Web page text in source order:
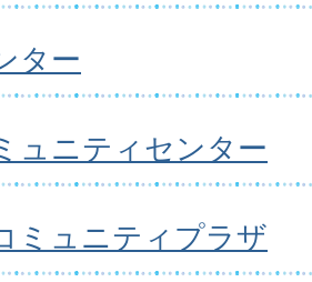
ター
ュニティセンター
ミュニティプラザ